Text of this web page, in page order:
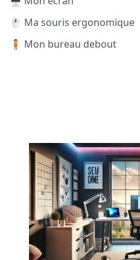
🖱️ Ma souris ergonomique
🧍 Mon bureau debout